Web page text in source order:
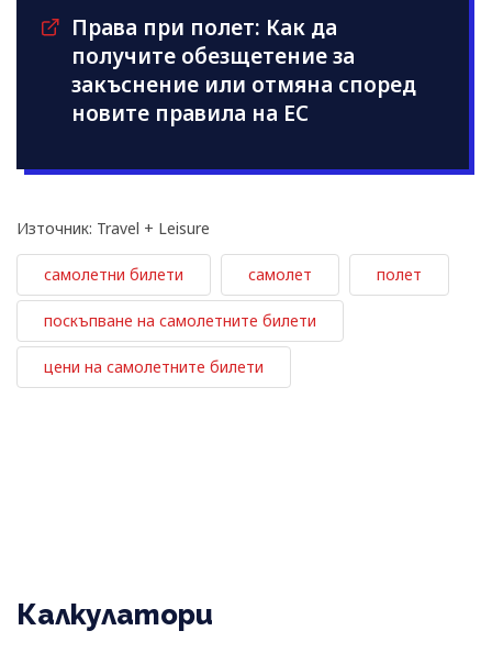
Права при полет: Как да
получите обезщетение за
закъснение или отмяна според
новите правила на ЕС
Източник: Travel + Leisure
самолетни билети самолет полет
поскъпване на самолетните билети
цени на самолетните билети
Калкулатори